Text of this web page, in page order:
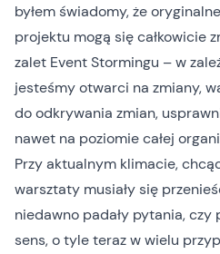
byłem świadomy, że
projektu mogą się całkowicie
zalet Event Stormingu – w
jesteśmy otwarci na zmiany,
do odkrywania zmian,
nawet na poziomie całej
Przy aktualnym klimacie,
warsztaty musiały się
niedawno padały pytania, czy
sens, o tyle teraz w wielu